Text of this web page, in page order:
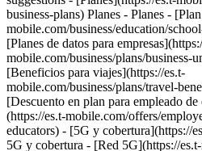
business-plans) Planes - Planes -
mobile.com/business/education/
[Planes de datos para
mobile.com/business/plans/business-
[Beneficios para viajes](https://es.t-
mobile.com/business/plans/travel-
[Descuento en plan para empleado
(https://es.t-mobile.com/offers/
educators) - [5G y cobertura](https://
5G y cobertura - [Red 5G](https://